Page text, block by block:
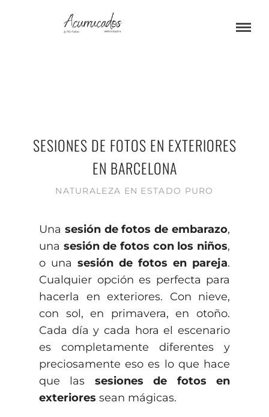
SESIONES DE FOTOS EN EXTERIORES
EN BARCELONA
NATURALEZA EN ESTADO PURO
Una sesión de fotos de embarazo,
una sesión de fotos con los niños,
o una sesión de fotos en pareja.
Cualquier opción es perfecta para
hacerla en exteriores. Con nieve,
con sol, en primavera, en otoño.
Cada día y cada hora el escenario
es completamente diferentes y
preciosamente eso es lo que hace
que las sesiones de fotos en
exteriores sean mágicas.